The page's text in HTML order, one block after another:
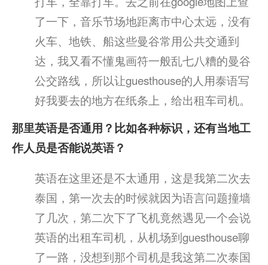
了一下，音乐节场地距离市中心太远，没有
火车、地铁、船这些曼谷常用公共交通到
达，我又看不懂鬼画符一般乱七八糟的曼谷
公交路线，所以让guesthouse的人用泰语写
好我要去的地方在纸条上，给出租车司机。
那里英语是否通用？比如各种标识，还有当地工
作人员是否能说英语？
英语在这里还是不太通用，这是我第二次去
泰国，第一次去的时候就因为语言问题撞墙
了几次，第二次下了飞机竟然遇见一个会说
英语的出租车司机，从机场到guesthouse聊
了一路，没想到那个司机是我这第二次泰国